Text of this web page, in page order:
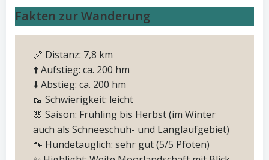
Fakten zur Wanderung
📏 Distanz: 7,8 km
⬆️ Aufstieg: ca. 200 hm
⬇️ Abstieg: ca. 200 hm
🥾 Schwierigkeit: leicht
🌸 Saison: Frühling bis Herbst (im Winter
auch als Schneeschuh- und Langlaufgebiet)
🐾 Hundetauglich: sehr gut (5/5 Pfoten)